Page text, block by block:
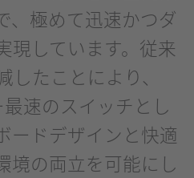
、極めて迅速かつダ
現しています。従来
したことにより、
最速のスイッチとし
ードデザインと快適
境の両立を可能にし